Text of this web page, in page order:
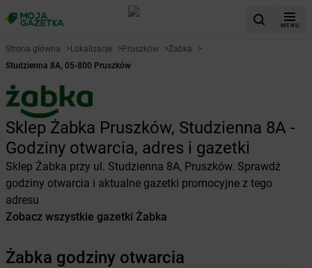
MENU
Strona główna >Lokalizacje >Pruszków >Żabka
>
Studzienna 8A, 05-800 Pruszków
Sklep Żabka Pruszków, Studzienna 8A -
Godziny otwarcia, adres i gazetki
Sklep Żabka przy ul. Studzienna 8A, Pruszków. Sprawdź
godziny otwarcia i aktualne gazetki promocyjne z tego
adresu
Zobacz wszystkie gazetki Żabka
Żabka godziny otwarcia